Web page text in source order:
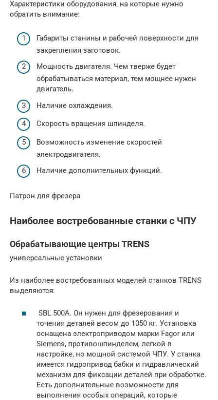
Характеристики оборудования, на которые нужно
обратить внимание:
Габариты станины и рабочей поверхности для
закрепления заготовок.
Мощность двигателя. Чем тверже будет
обрабатываться материал, тем мощнее нужен
двигатель.
Наличие охлаждения.
Скорость вращения шпинделя.
Возможность изменение скоростей
электродвигателя.
Наличие дополнительных функций.
Патрон для фрезера
Наиболее востребованные станки с ЧПУ
Обрабатывающие центры TRENS
универсальные установки
Из наиболее востребованных моделей станков TRENS
выделяются:
SBL 500A. Он нужен для фрезерования и
точения деталей весом до 1050 кг. Установка
оснащена электроприводом марки Fagor или
Siemens, противошпинделем, легкой в
настройке, но мощной системой ЧПУ. У станка
имеется гидропривод бабки и гидравлический
механизм для фиксации деталей при обработке.
Есть дополнительные возможности для
выполнения особых операций, которые